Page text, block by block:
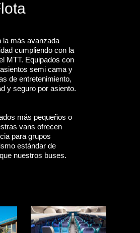
la más avanzada
cumpliendo con la
MTT. Equipados con
semi cama y
de entretenimiento,
y seguro por asiento.
más pequeños o
vans ofrecen
para grupos
estándar de
nuestros buses.